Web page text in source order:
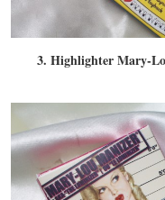
3. Highlighter Mary-